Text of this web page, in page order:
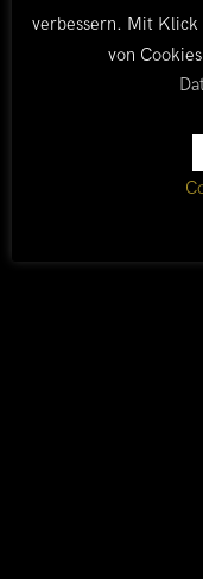
verbessern. Mit Klick
von